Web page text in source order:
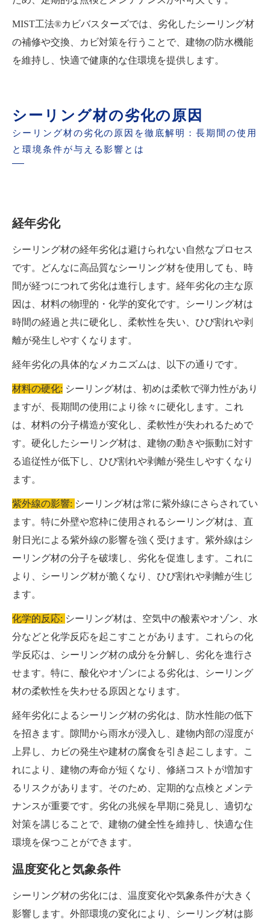
MIST工法®カビバスターズでは、劣化したシーリング材
の補修や交換、カビ対策を行うことで、建物の防水機能
を維持し、快適で健康的な住環境を提供します。
シーリング材の劣化の原因
シーリング材の劣化の原因を徹底解明：長期間の使用
と環境条件が与える影響とは
経年劣化
シーリング材の経年劣化は避けられない自然なプロセス
です。どんなに高品質なシーリング材を使用しても、時
間が経つにつれて劣化は進行します。経年劣化の主な原
因は、材料の物理的・化学的変化です。シーリング材は
時間の経過と共に硬化し、柔軟性を失い、ひび割れや剥
離が発生しやすくなります。
経年劣化の具体的なメカニズムは、以下の通りです。
材料の硬化: シーリング材は、初めは柔軟で弾力性があり
ますが、長期間の使用により徐々に硬化します。これ
は、材料の分子構造が変化し、柔軟性が失われるためで
す。硬化したシーリング材は、建物の動きや振動に対す
る追従性が低下し、ひび割れや剥離が発生しやすくなり
ます。
紫外線の影響: シーリング材は常に紫外線にさらされてい
ます。特に外壁や窓枠に使用されるシーリング材は、直
射日光による紫外線の影響を強く受けます。紫外線はシ
ーリング材の分子を破壊し、劣化を促進します。これに
より、シーリング材が脆くなり、ひび割れや剥離が生じ
ます。
化学的反応: シーリング材は、空気中の酸素やオゾン、水
分などと化学反応を起こすことがあります。これらの化
学反応は、シーリング材の成分を分解し、劣化を進行さ
せます。特に、酸化やオゾンによる劣化は、シーリング
材の柔軟性を失わせる原因となります。
経年劣化によるシーリング材の劣化は、防水性能の低下
を招きます。隙間から雨水が浸入し、建物内部の湿度が
上昇し、カビの発生や建材の腐食を引き起こします。こ
れにより、建物の寿命が短くなり、修繕コストが増加す
るリスクがあります。そのため、定期的な点検とメンテ
ナンスが重要です。劣化の兆候を早期に発見し、適切な
対策を講じることで、建物の健全性を維持し、快適な住
環境を保つことができます。
温度変化と気象条件
シーリング材の劣化には、温度変化や気象条件が大きく
影響します。外部環境の変化により、シーリング材は膨